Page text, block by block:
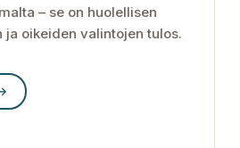
– se on huolellisen
ja oikeiden valintojen tulos.